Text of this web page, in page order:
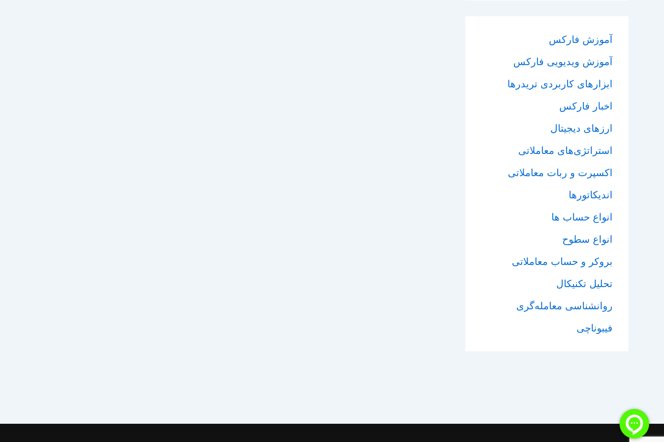
آموزش فارکس
آموزش ویدیویی فارکس
ابزارهای کاربردی تریدرها
اخبار فارکس
ارزهای دیجیتال
استراتژی‌های معاملاتی
اکسپرت و ربات معاملاتی
اندیکاتورها
انواع حساب ها
انواع سطوح
بروکر و حساب معاملاتی
تحلیل تکنیکال
روانشناسی معامله‌گری
فیبوناچی